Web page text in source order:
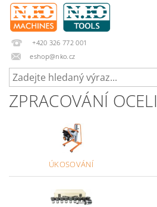
+420 326 772 001
eshop@nko.cz
ZPRACOVÁNÍ OCELI
ÚKOSOVÁNÍ